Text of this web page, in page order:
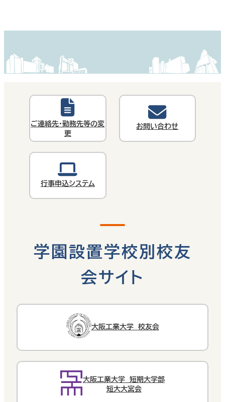
ご連絡先・勤務先等の変
更
お問い合わせ
行事申込システム
学園設置学校別校友
会サイト
大阪工業大学 校友会
大阪工業大学 短期大学部
短大大宮会